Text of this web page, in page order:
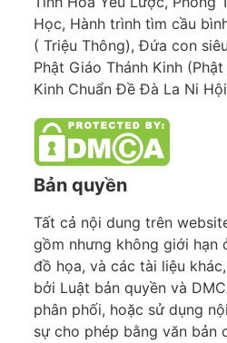
Học, Hành trình tìm cầu
( Triệu Thông), Đứa con
Phật Giáo Thánh Kinh
Kinh Chuẩn Đề Đà La Ni
Bản quyền
Tất cả nội dung trên
gồm nhưng không giới hạn
đồ họa, và các tài liệu
bởi Luật bản quyền và
phân phối, hoặc sử dụng
sự cho phép bằng văn bản